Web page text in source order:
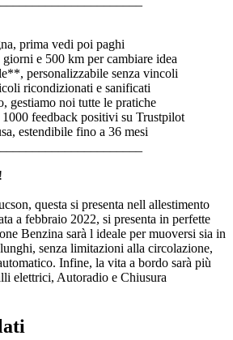
prima vedi poi paghi
e 500 km per cambiare idea
personalizzabile senza vincoli
ricondizionati e sanificati
gestiamo noi tutte le pratiche
feedback positivi su Trustpilot
estendibile fino a 36 mesi
questa si presenta nell allestimento
a febbraio 2022, si presenta in perfette
Benzina sarà l ideale per muoversi sia in
senza limitazioni alla circolazione,
Infine, la vita a bordo sarà più
elettrici, Autoradio e Chiusura